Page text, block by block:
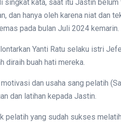
singkat kata, saat itu Jastin
dan hanya oleh karena niat dan
pada bulan Juli 2024 kemarin.
Yanti Ratu selaku istri
diraih buah hati mereka.
dan usaha sang pelatih
dan latihan kepada Jastin.
pelatih yang sudah sukses